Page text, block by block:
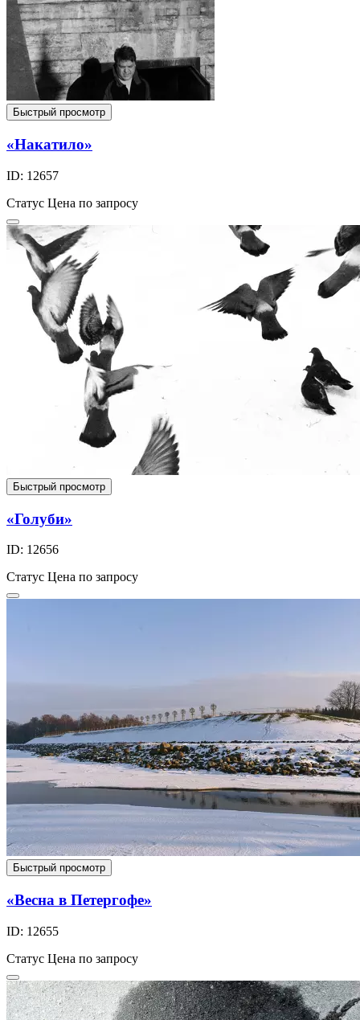
Быстрый просмотр
«Накатило»
ID: 12657
Статус Цена по запросу
Быстрый просмотр
«Голуби»
ID: 12656
Статус Цена по запросу
Быстрый просмотр
«Весна в Петергофе»
ID: 12655
Статус Цена по запросу